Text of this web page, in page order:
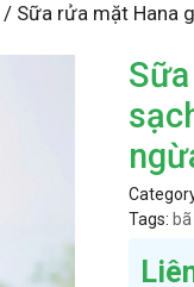
/ Sữa rửa mặt Hana
Tags: